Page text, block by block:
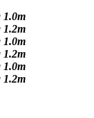
1.0m
1.2m
1.0m
1.2m
1.0m
1.2m